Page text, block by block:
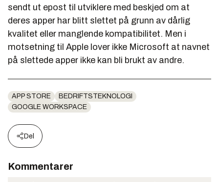
sendt ut epost til utviklere med beskjed om at
deres apper har blitt slettet på grunn av dårlig
kvalitet eller manglende kompatibilitet. Men i
motsetning til Apple lover ikke Microsoft at navnet
på slettede apper ikke kan bli brukt av andre.
APP STORE
BEDRIFTSTEKNOLOGI
GOOGLE WORKSPACE
Del
Kommentarer